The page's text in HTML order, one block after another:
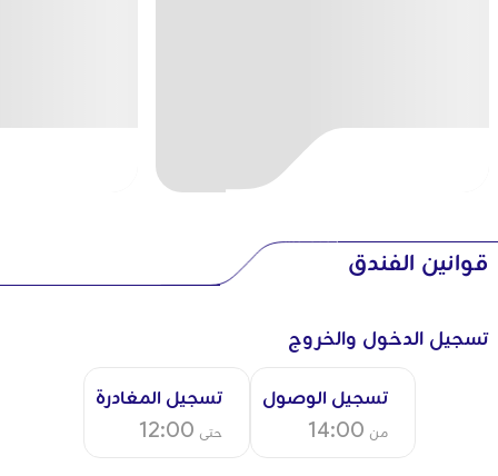
قوانين الفندق
تسجيل الدخول والخروج
تسجيل الوصول
من
تسجيل المغادرة
حتى